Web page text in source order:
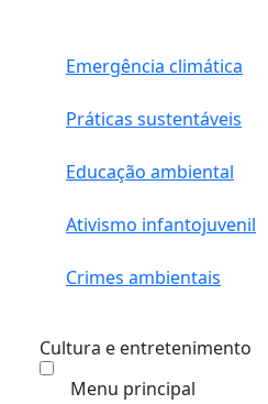
Emergência climática
Práticas sustentáveis
Educação ambiental
Ativismo infantojuvenil
Crimes ambientais
Cultura e entretenimento
Menu principal